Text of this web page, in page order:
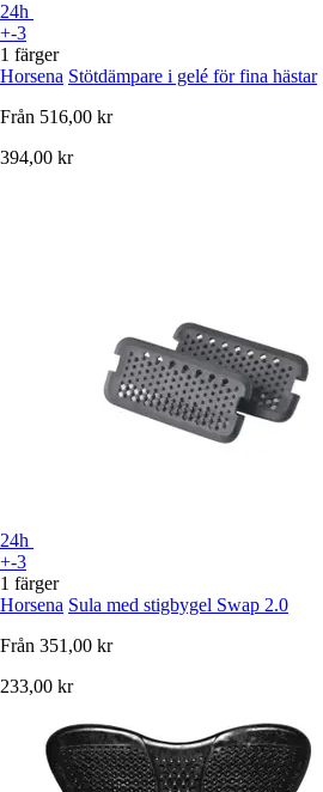
24h
+-3
1 färger
Horsena Stötdämpare i gelé för fina hästar
Från 516,00 kr
394,00 kr
24h
+-3
1 färger
Horsena Sula med stigbygel Swap 2.0
Från 351,00 kr
233,00 kr